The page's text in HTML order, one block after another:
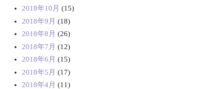
2018年10月 (15)
2018年9月 (18)
2018年8月 (26)
2018年7月 (12)
2018年6月 (15)
2018年5月 (17)
2018年4月 (11)